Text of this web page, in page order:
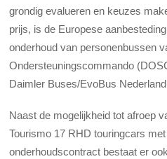
grondig evalueren en keuzes
prijs, is de Europese
onderhoud van personenbussen
Ondersteuningscommando
Daimler Buses/EvoBus
Naast de mogelijkheid tot afroep
Tourismo 17 RHD touringcars
onderhoudscontract bestaat er